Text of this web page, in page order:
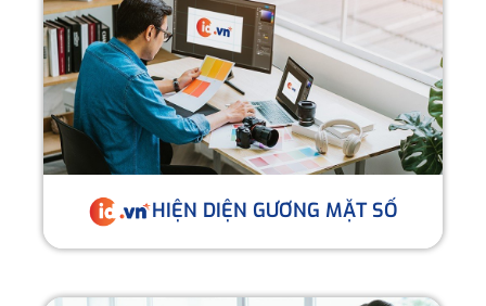
HIỆN DIỆN GƯƠNG MẶT SỐ